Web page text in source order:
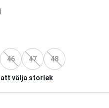
46 47 48
välja storlek